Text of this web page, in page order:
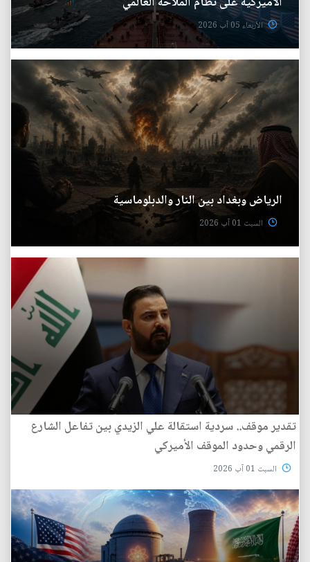
الأربعاء 05 آب 2026
الرياض وبغداد بين النار والدبلوماسية
السبت 01 آب 2026
تقدير موقف.. سردية استقالة علي الزيدي بين تفاعل الشارع
الرقمي وحدود الموقف الأميركي
السبت 01 آب 2026